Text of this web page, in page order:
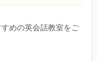
めの英会話教室をご